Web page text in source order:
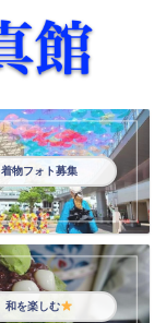
着物フォト募集
和を楽しむ